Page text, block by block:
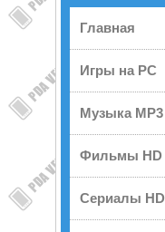
Главная
Игры на PC
Музыка MP3
Фильмы HD
Сериалы HD